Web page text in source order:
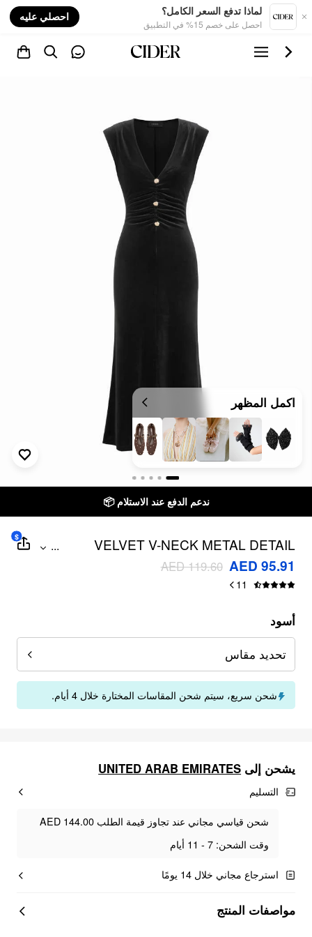
لماذا تدفع السعر الكامل؟
احصل على خصم 15% في التطبيق
احصلي عليه
اكمل المظهر
ندعم الدفع عند الاستلام 📦
VELVET V-NECK METAL DETAIL
RUCHED MERMAID MAXI DRESS
...
AED 95.91
AED 119.60
11
$
أسود
تحديد مقاس
شحن سريع، سيتم شحن المقاسات المختارة خلال 4 أيام.
يشحن إلى UNITED ARAB EMIRATES
التسليم
شحن قياسي مجاني عند تجاوز قيمة الطلب AED 144.00
وقت الشحن: 7 - 11 أيام
استرجاع مجاني خلال 14 يومًا
مواصفات المنتج